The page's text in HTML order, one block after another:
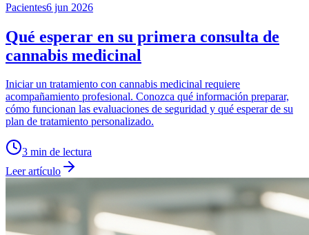
Pacientes6 jun 2026
Qué esperar en su primera consulta de
cannabis medicinal
Iniciar un tratamiento con cannabis medicinal requiere
acompañamiento profesional. Conozca qué información preparar,
cómo funcionan las evaluaciones de seguridad y qué esperar de su
plan de tratamiento personalizado.
3 min de lectura
Leer artículo